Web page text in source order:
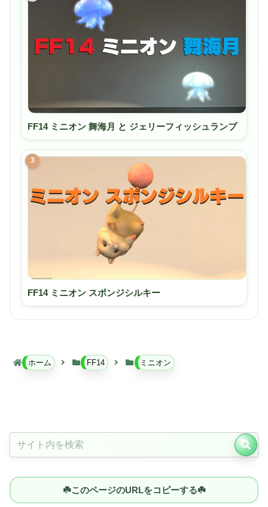
FF14 ミニオン 舞海月 と ジェリーフィッシュランプ
3
FF14 ミニオン スポンジシルキー
ホーム FF14 ミニオン
☘️このページのURLをコピーする☘️